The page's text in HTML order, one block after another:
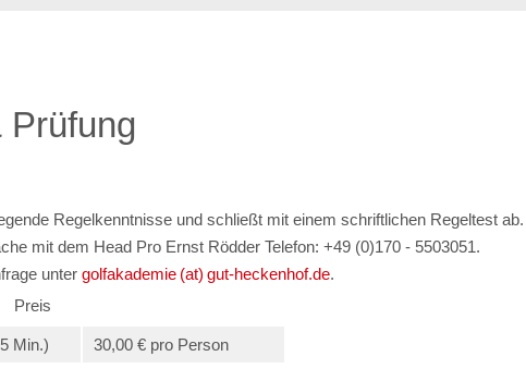
Prüfung
Regelkenntnisse und schließt mit einem schriftlichen Regeltest
mit dem Head Pro Ernst Rödder Telefon: +49 (0)170 - 5503051.
unter golfakademie (at) gut-heckenhof.de.
Preis
Min.) 30,00 € pro Person